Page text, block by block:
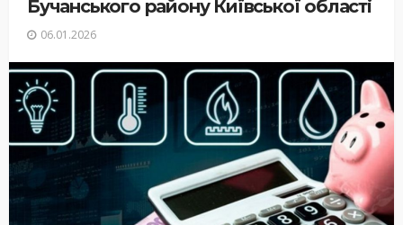
Бучанського району Київської області
06.01.2026